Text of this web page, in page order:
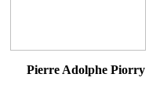
Pierre Adolphe Piorry